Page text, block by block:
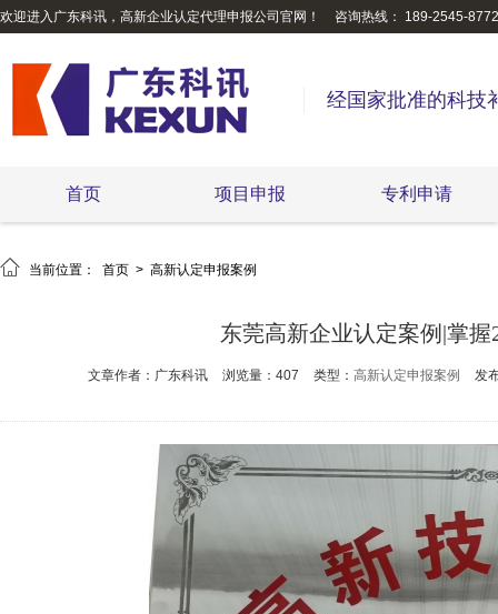
欢迎进入广东科讯，高新企业认定代理申报公司官网！ 咨询热线： 189-2545-8772
经国家批准的科技
首页 项目申报 专利申请
 当前位置： 首页 > 高新认定申报案例
东莞高新企业认定案例|掌
文章作者：广东科讯 浏览量：407 类型： 高新认定申报案例 发